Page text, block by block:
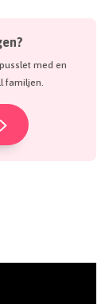
med en
familjen.